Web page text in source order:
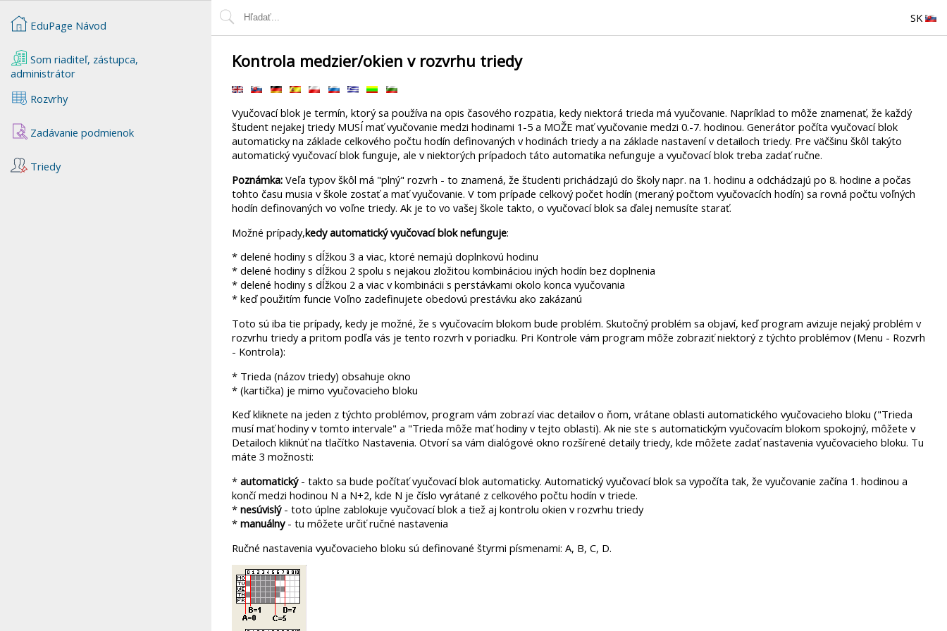
SK
Kontrola medzier/okien v rozvrhu triedy
Vyučovací blok je termín, ktorý sa používa na opis časového rozpätia, kedy niektorá trieda má vyučovanie. Napríklad to môže znamenať, že každý
študent nejakej triedy MUSÍ mať vyučovanie medzi hodinami 1-5 a MOŽE mať vyučovanie medzi 0.-7. hodinou. Generátor počíta vyučovací blok
automaticky na základe celkového počtu hodín definovaných v hodinách triedy a na základe nastavení v detailoch triedy. Pre väčšinu škôl takýto
automatický vyučovací blok funguje, ale v niektorých prípadoch táto automatika nefunguje a vyučovací blok treba zadať ručne.
Poznámka: Veľa typov škôl má "plný" rozvrh - to znamená, že študenti prichádzajú do školy napr. na 1. hodinu a odchádzajú po 8. hodine a počas
tohto času musia v škole zostať a mať vyučovanie. V tom prípade celkový počet hodín (meraný počtom vyučovacích hodín) sa rovná počtu voľných
hodín definovaných vo voľne triedy. Ak je to vo vašej škole takto, o vyučovací blok sa ďalej nemusíte starať.
Možné prípady,kedy automatický vyučovací blok nefunguje:
* delené hodiny s dĺžkou 3 a viac, ktoré nemajú doplnkovú hodinu
* delené hodiny s dĺžkou 2 spolu s nejakou zložitou kombináciou iných hodín bez doplnenia
* delené hodiny s dĺžkou 2 a viac v kombinácii s perstávkami okolo konca vyučovania
* keď použitím funcie Voľno zadefinujete obedovú prestávku ako zakázanú
Toto sú iba tie prípady, kedy je možné, že s vyučovacím blokom bude problém. Skutočný problém sa objaví, keď program avizuje nejaký problém v
rozvrhu triedy a pritom podľa vás je tento rozvrh v poriadku. Pri Kontrole vám program môže zobraziť niektorý z týchto problémov (Menu - Rozvrh
- Kontrola):
* Trieda (názov triedy) obsahuje okno
* (kartička) je mimo vyučovacieho bloku
Keď kliknete na jeden z týchto problémov, program vám zobrazí viac detailov o ňom, vrátane oblasti automatického vyučovacieho bloku ("Trieda
musí mať hodiny v tomto intervale" a "Trieda môže mať hodiny v tejto oblasti). Ak nie ste s automatickým vyučovacím blokom spokojný, môžete v
Detailoch kliknúť na tlačítko Nastavenia. Otvorí sa vám dialógové okno rozšírené detaily triedy, kde môžete zadať nastavenia vyučovacieho bloku. Tu
máte 3 možnosti:
* automatický- takto sa bude počítať vyučovací blok automaticky. Automatický vyučovací blok sa vypočíta tak, že vyučovanie začína 1. hodinou a
končí medzi hodinou N a N+2, kde N je číslo vyrátané z celkového počtu hodín v triede.
* nesúvislý- toto úplne zablokuje vyučovací blok a tiež aj kontrolu okien v rozvrhu triedy
* manuálny- tu môžete určiť ručné nastavenia
Ručné nastavenia vyučovacieho bloku sú definované štyrmi písmenami: A, B, C, D.
EduPage Návod
Som riaditeľ, zástupca,
administrátor
Rozvrhy
Zadávanie podmienok
Triedy